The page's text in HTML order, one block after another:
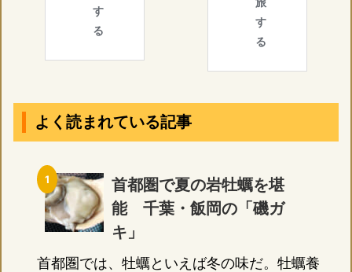
よく読まれている記事
首都圏で夏の岩牡蠣を堪
能 千葉・飯岡の「磯ガ
キ」
首都圏では、牡蠣といえば冬の味だ。牡蠣養